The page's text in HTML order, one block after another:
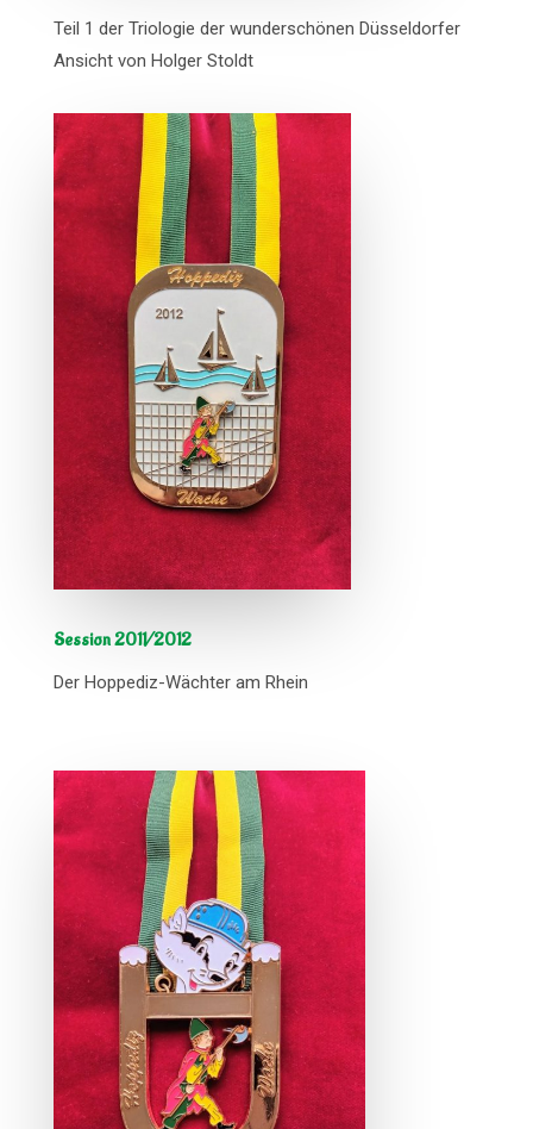
Teil 1 der Triologie der wunderschönen Düsseldorfer
Ansicht von Holger Stoldt
Session 2011/2012
Der Hoppediz-Wächter am Rhein